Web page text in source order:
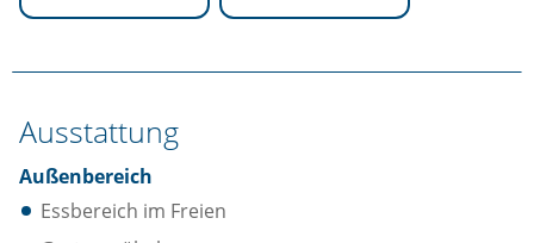
Ausstattung
Außenbereich
Essbereich im Freien